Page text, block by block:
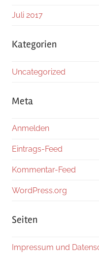
Juli 2017
Kategorien
Uncategorized
Meta
Anmelden
Eintrags-Feed
Kommentar-Feed
WordPress.org
Seiten
Impressum und